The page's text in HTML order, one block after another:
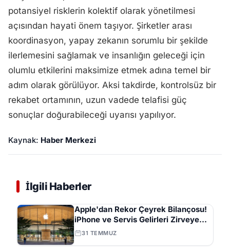
potansiyel risklerin kolektif olarak yönetilmesi
açısından hayati önem taşıyor. Şirketler arası
koordinasyon, yapay zekanın sorumlu bir şekilde
ilerlemesini sağlamak ve insanlığın geleceği için
olumlu etkilerini maksimize etmek adına temel bir
adım olarak görülüyor. Aksi takdirde, kontrolsüz bir
rekabet ortamının, uzun vadede telafisi güç
sonuçlar doğurabileceği uyarısı yapılıyor.
Kaynak: Haber Merkezi
İlgili Haberler
Apple'dan Rekor Çeyrek Bilançosu!
iPhone ve Servis Gelirleri Zirveye
Çıktı
31 TEMMUZ